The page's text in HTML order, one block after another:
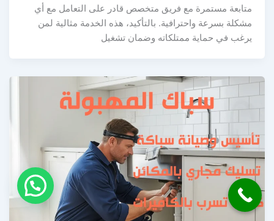
متابعة مستمرة مع فريق متخصص قادر على التعامل مع أي
مشكلة بسرعة واحترافية. بالتأكيد، هذه الخدمة مثالية لمن
يرغب في حماية ممتلكاته وضمان تشغيل